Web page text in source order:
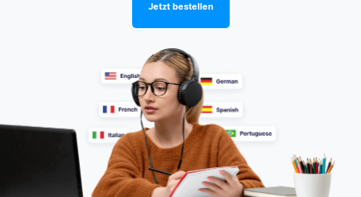
Jetzt bestellen